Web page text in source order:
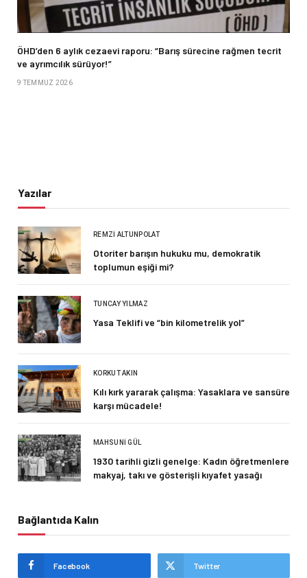
ÖHD’den 6 aylık cezaevi raporu: “Barış sürecine rağmen tecrit
ve ayrımcılık sürüyor!”
9 TEMMUZ 2026
Yazılar
REMZI ALTUNPOLAT
Otoriter barışın hukuku mu, demokratik
toplumun eşiği mi?
TUNCAY YILMAZ
Yasa Teklifi ve “bin kilometrelik yol”
KORKUT AKIN
Kılı kırk yararak çalışma: Yasaklara ve sansüre
karşı mücadele!
MAHSUNI GÜL
1930 tarihli gizli genelge: Kadın öğretmenlere
makyaj, takı ve gösterişli kıyafet yasağı
Bağlantıda Kalın
Facebook Twitter